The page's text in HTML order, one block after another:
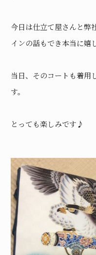
今日は仕立て屋さんと弊
インの話もでき本当に嬉
当日、そのコートも着用
す。
とっても楽しみです♪